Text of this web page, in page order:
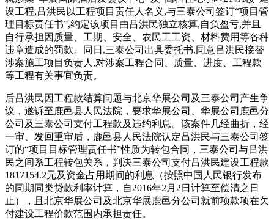
设工程,吕洪民以工程项目责任人名义,与三泰公司签订“项目管
理目标责任书”,约定该项目由吕洪民独立核算,自负盈亏,并且
自行承担因质量、工期、安全、农民工工资、材料费用等各种
违章造成的罚款。同日,三泰公司出具委托书,同意吕洪民接替
涉案施工项目负责人,对涉案工程合同、质量、进度、工程款
等工程有关事宜负责。
后吕洪民因工程款结算问题与北京华展公司及三泰公司产生争
议，遂诉至鹿邑县人民法院，要求华展公司、华展公司鹿邑分
公司及三泰公司支付工程款及违约利息。该案件几经曲折，经
一审、发回重审后，鹿邑县人民法院认定吕洪民与三泰公司签
订的“项目目标管理责任书”性质为转包合同，三泰公司与吕洪
民之间系工程转包关系，判决三泰公司支付吕洪民建设工程款
1817154.2元及资金占用期间的利息（按照中国人民银行发布
的同期同类贷款利率计算，自2016年2月2日计算至偿清之日
止），且北京华展公司及北京华展鹿邑分公司就前项款项在欠
付建设工程价款范围内承担责任。